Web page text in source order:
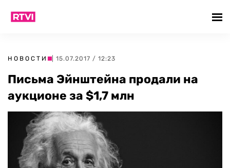
НОВОСТИ | 15.07.2017 / 12:23
Письма Эйнштейна продали на
аукционе за $1,7 млн